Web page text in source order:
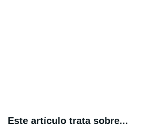
Este artículo trata sobre...